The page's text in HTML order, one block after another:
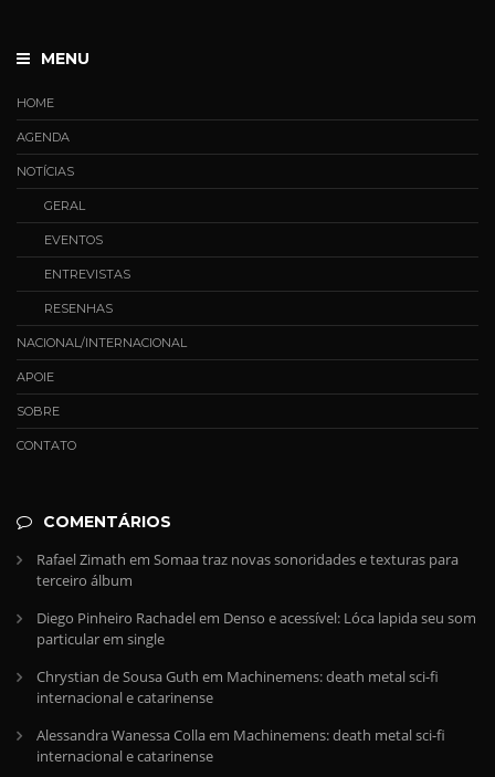
MENU
HOME
AGENDA
NOTÍCIAS
GERAL
EVENTOS
ENTREVISTAS
RESENHAS
NACIONAL/INTERNACIONAL
APOIE
SOBRE
CONTATO
COMENTÁRIOS
Rafael Zimath em Somaa traz novas sonoridades e texturas para
terceiro álbum
Diego Pinheiro Rachadelem Denso e acessível: Lóca lapida seu som
particular em single
Chrystian de Sousa Guth em Machinemens: death metal sci-fi
internacional e catarinense
Alessandra Wanessa Collaem Machinemens: death metal sci-fi
internacional e catarinense